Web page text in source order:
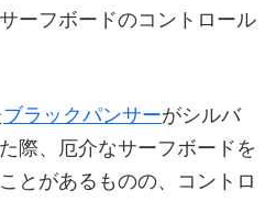
ーフボードのコントロール
ブラックパンサーがシルバ
際、厄介なサーフボードを
とがあるものの、コントロ